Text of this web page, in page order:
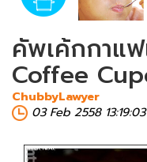
คัพเค้กกาแ
Coffee
ChubbyLawyer
03 Feb 2558 13:19:03